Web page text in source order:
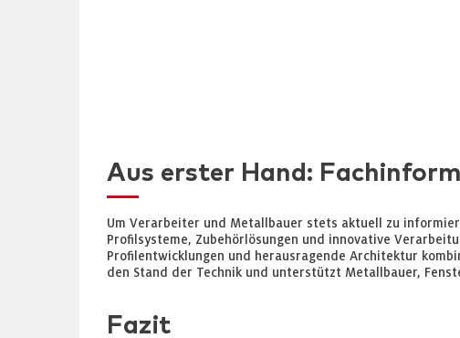
Aus erster Hand:
Um Verarbeiter und Metallbauer stets aktuell zu
Profilsysteme, Zubehörlösungen und innovative
Profilentwicklungen und herausragende Architektur
den Stand der Technik und unterstützt Metallbauer,
Fazit